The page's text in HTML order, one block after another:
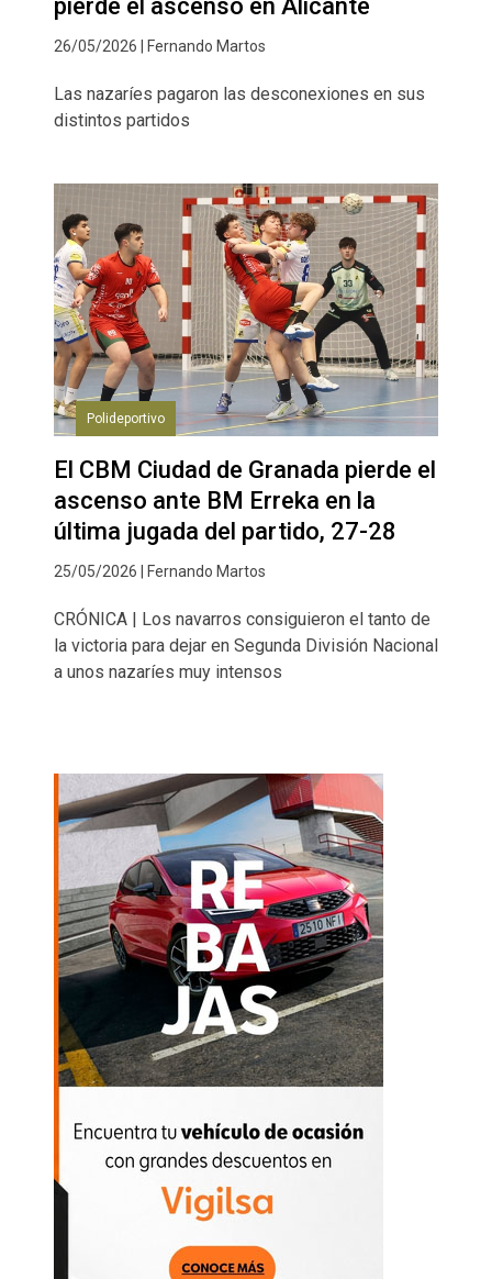
pierde el ascenso en Alicante
26/05/2026 | Fernando Martos
Las nazaríes pagaron las desconexiones en sus
distintos partidos
Polideportivo
El CBM Ciudad de Granada pierde el
ascenso ante BM Erreka en la
última jugada del partido, 27-28
25/05/2026 | Fernando Martos
CRÓNICA | Los navarros consiguieron el tanto de
la victoria para dejar en Segunda División Nacional
a unos nazaríes muy intensos